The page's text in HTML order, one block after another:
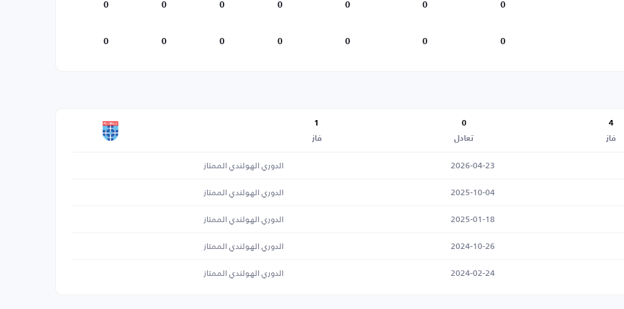
0
0
0
0
0
0
0
0
0
0
0
0
0
0
4
فاز
0
تعادل
1
فاز
2026-04-23
الدوري الهولندي الممتاز
2025-10-04
الدوري الهولندي الممتاز
2025-01-18
الدوري الهولندي الممتاز
2024-10-26
الدوري الهولندي الممتاز
2024-02-24 الدوري الهولندي الممتاز